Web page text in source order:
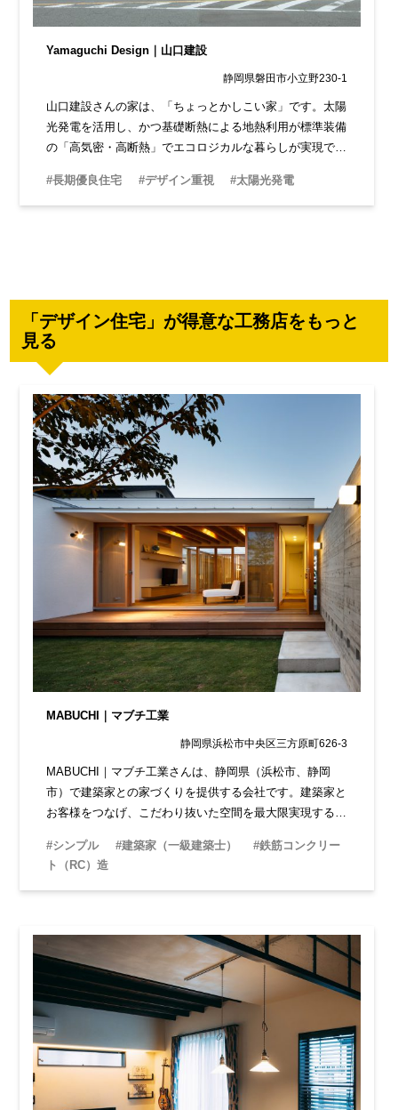
Yamaguchi Design｜山口建設
静岡県磐田市小立野230-1
山口建設さんの家は、「ちょっとかしこい家」です。太陽
光発電を活用し、かつ基礎断熱による地熱利用が標準装備
の「高気密・高断熱」でエコロジカルな暮らしが実現でき
す。
#長期優良住宅 #デザイン重視 #太陽光発電
「デザイン住宅」が得意な工務店をもっと
見る
MABUCHI｜マブチ工業
静岡県浜松市中央区三方原町626-3
MABUCHI｜マブチ工業さんは、静岡県（浜松市、静岡
市）で建築家との家づくりを提供する会社です。建築家と
お客様をつなげ、こだわり抜いた空間を最大限実現するた
#シンプル #建築家（一級建築士）
#鉄筋コンクリー
ト（RC）造